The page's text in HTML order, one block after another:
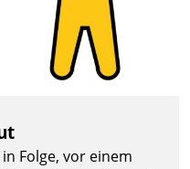
Folge, vor einem